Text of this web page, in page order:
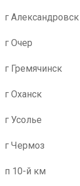
г Александровск
г Очер
г Гремячинск
г Оханск
г Усолье
г Чермоз
п 10-й км